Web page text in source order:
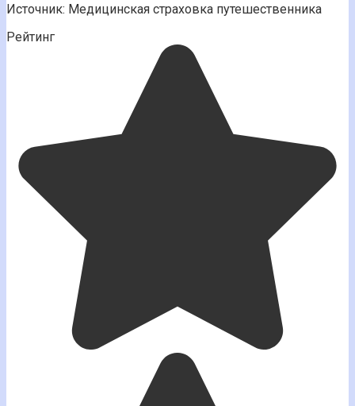
Источник: Медицинская страховка путешественника
Рейтинг